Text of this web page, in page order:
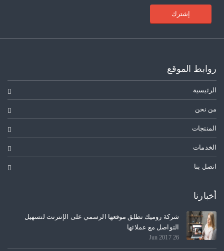
إشترك
روابط الموقع
الرئيسية
من نحن
المنتجات
الخدمات
اتصل بنا
أخبارنا
شركة روميك تطلق موقعها الرسمي على الإنترنت لتسهيل
التواصل مع عملائها
26 Jun 2017